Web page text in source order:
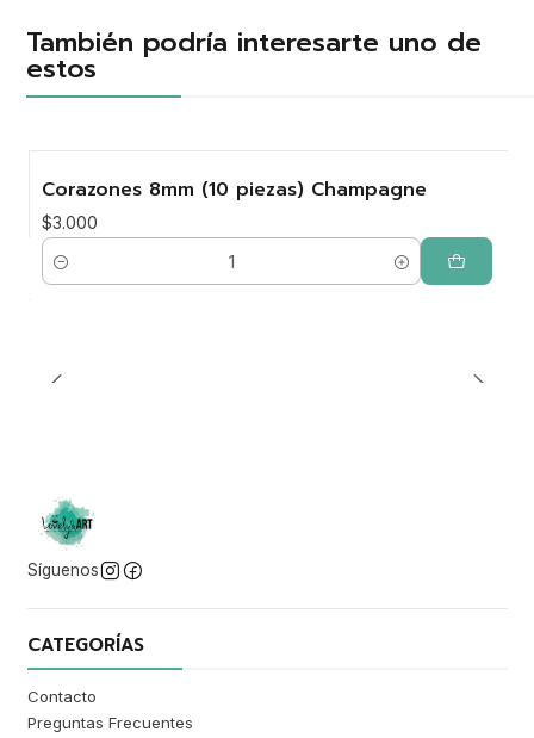
También podría interesarte uno de
estos
Corazones 8mm (10 piezas) Champagne
$3.000
Cantidad
Síguenos
CATEGORÍAS
Contacto
Preguntas Frecuentes